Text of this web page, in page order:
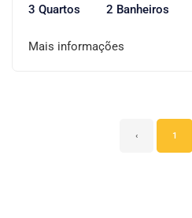
3 Quartos 2 Banheiros
Mais informações
‹ 1